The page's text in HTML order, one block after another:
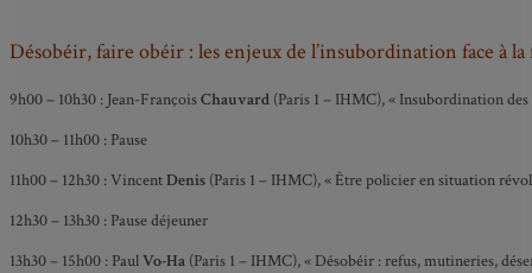
Désobéir, faire obéir : les enjeux de l’insubordination face à
9h00 – 10h30 : Jean-FrançoisChauvard (Paris 1 – IHMC), « Insubordination
10h30 – 11h00 : Pause
11h00 – 12h30 : VincentDenis (Paris 1 – IHMC), « Être policier en situation
12h30 – 13h30 : Pause déjeuner
13h30 – 15h00 : PaulVo-Ha (Paris 1 – IHMC), « Désobéir : refus, mutineries,